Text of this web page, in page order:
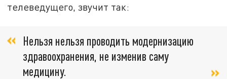
телеведущего, звучит так:
Нельзя нельзя проводить модернизацию
здравоохранения, не изменив саму
медицину.